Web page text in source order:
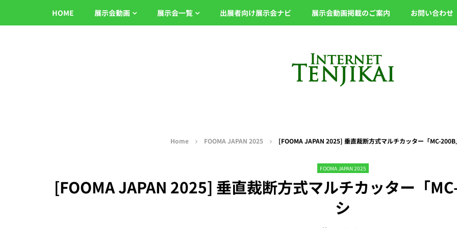
HOME 展示会動画 展示会一覧 出展者向け展示会ナビ 展示会動画掲載のご案内 お問い合わせ
Home FOOMA JAPAN 2025 [FOOMA JAPAN 2025] 垂直裁断方式マルチカッター「MC-
FOOMA JAPAN 2025
[FOOMA JAPAN 2025] 垂直裁断方式マルチカッター「
シ